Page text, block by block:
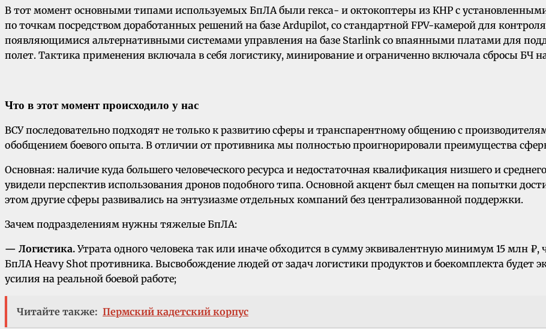
В тот момент основными типами используемых БпЛА были гекса- и октокоптеры из КНР с
по точкам посредством доработанных решений на базе Ardupilot, со стандартной FPV-камерой для
появляющимися альтернативными системами управления на базе Starlink со впаянными платами для
полет. Тактика применения включала в себя логистику, минирование и ограниченно включала сбросы БЧ
Что в этот момент происходило у нас
ВСУ последовательно подходят не только к развитию сферы и транспарентному общению с
обобщением боевого опыта. В отличии от противника мы полностью проигнорировали преимущества
Основная: наличие куда большего человеческого ресурса и недостаточная квалификация низшего и
увидели перспектив использования дронов подобного типа. Основной акцент был смещен на попытки
этом другие сферы развивались на энтузиазме отдельных компаний без централизованной поддержки.
Зачем подразделениям нужны тяжелые БпЛА:
— Логистика.Утрата одного человека так или иначе обходится в сумму эквивалентную минимум 15 млн
БпЛА Heavy Shot противника. Высвобождение людей от задач логистики продуктов и боекомплекта будет
усилия на реальной боевой работе;
Читайте также: Пермский кадетский корпус